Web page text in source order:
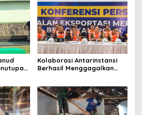
Kolaborasi Antarinstansi
Berhasil Menggagalkan